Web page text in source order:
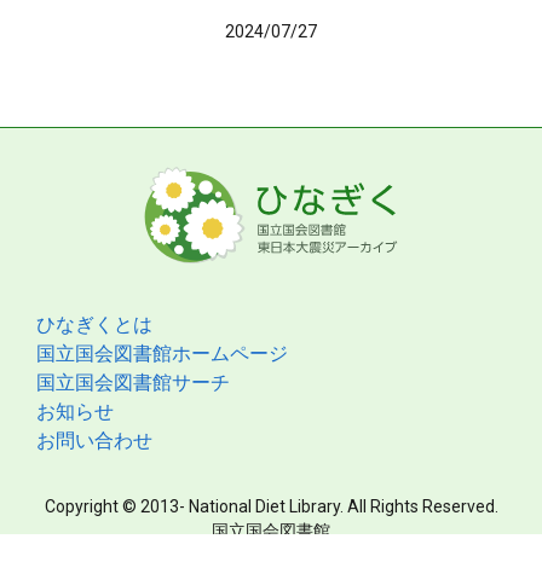
2024/07/27
ひなぎくとは
国立国会図書館ホームページ
国立国会図書館サーチ
お知らせ
お問い合わせ
Copyright © 2013- National Diet Library. All Rights Reserved.